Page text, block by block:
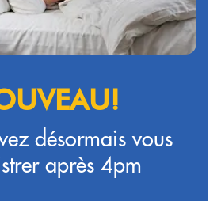
désormais vous
après 4pm